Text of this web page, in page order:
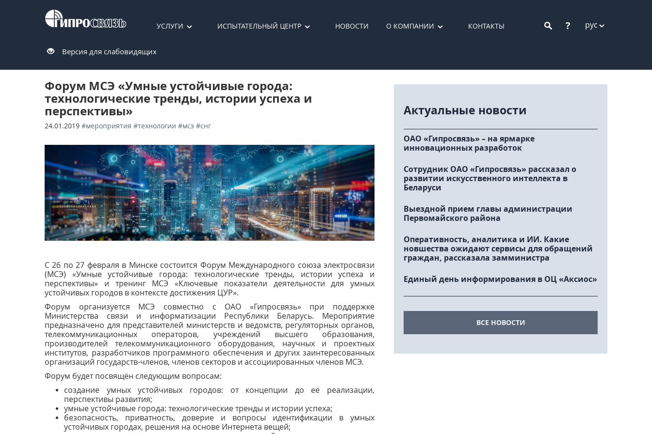
УСЛУГИ ИСПЫТАТЕЛЬНЫЙ ЦЕНТР НОВОСТИ О КОМПАНИИ КОНТАКТЫ ? рус
Версия для слабовидящих
Форум МСЭ «Умные устойчивые города:
технологические тренды, истории успеха и
перспективы»
24.01.2019 #мероприятия #технологии #мсэ #снг
С 26 по 27 февраля в Минске состоится Форум Международного союза электросвязи
(МСЭ) «Умные устойчивые города: технологические тренды, истории успеха и
перспективы» и тренинг МСЭ «Ключевые показатели деятельности для умных
устойчивых городов в контексте достижения ЦУР».
Форум организуется МСЭ совместно с ОАО «Гипросвязь» при поддержке
Министерства связи и информатизации Республики Беларусь. Мероприятие
предназначено для представителей министерств и ведомств, регуляторных органов,
телекоммуникационных операторов, учреждений высшего образования,
производителей телекоммуникационного оборудования, научных и проектных
институтов, разработчиков программного обеспечения и других заинтересованных
организаций государств-членов, членов секторов и ассоциированных членов МСЭ.
Форум будет посвящён следующим вопросам:
создание умных устойчивых городов: от концепции до её реализации,
перспективы развития;
умные устойчивые города: технологические тренды и истории успеха;
безопасность, приватность, доверие и вопросы идентификации в умных
устойчивых городах, решения на основе Интернета вещей;
Актуальные новости
ОАО «Гипросвязь» – на ярмарке
инновационных разработок
Сотрудник ОАО «Гипросвязь» рассказал о
развитии искусственного интеллекта в
Беларуси
Выездной прием главы администрации
Первомайского района
Оперативность, аналитика и ИИ. Какие
новшества ожидают сервисы для обращений
граждан, рассказала замминистра
Единый день информирования в ОЦ «Аксиос»
ВСЕ НОВОСТИ